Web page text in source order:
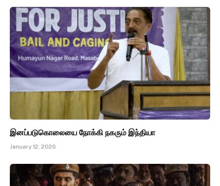
இனப்படுகொலையை நோக்கி நகரும் இந்தியா
January 12, 2026